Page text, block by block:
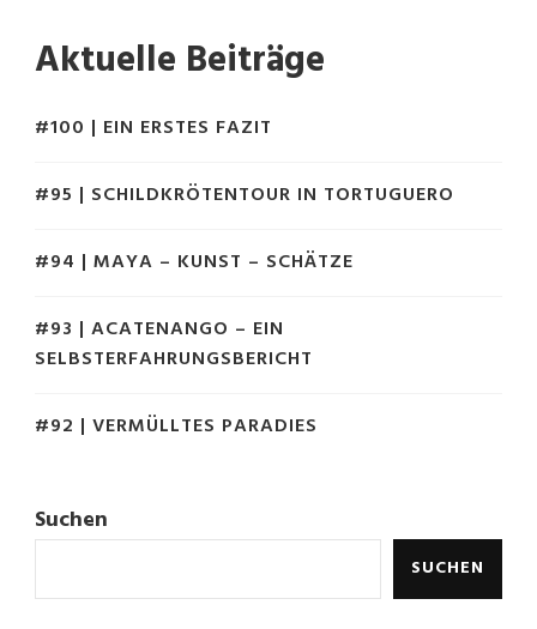
Aktuelle Beiträge
#100 | EIN ERSTES FAZIT
#95 | SCHILDKRÖTENTOUR IN TORTUGUERO
#94 | MAYA – KUNST – SCHÄTZE
#93 | ACATENANGO – EIN
SELBSTERFAHRUNGSBERICHT
#92 | VERMÜLLTES PARADIES
Suchen
SUCHEN